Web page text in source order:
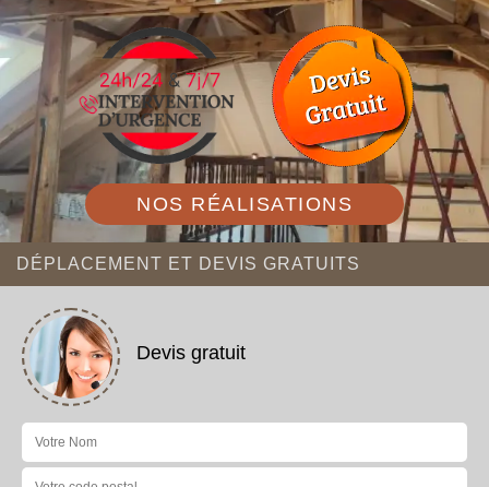
NOS RÉALISATIONS
DÉPLACEMENT ET DEVIS GRATUITS
Devis gratuit